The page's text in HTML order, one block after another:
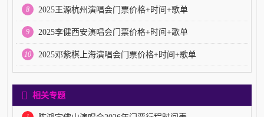
8 2025王源杭州演唱会门票价格+时间+歌单
9 2025李健西安演唱会门票价格+时间+歌单
10 2025邓紫棋上海演唱会门票价格+时间+歌单
相关专题